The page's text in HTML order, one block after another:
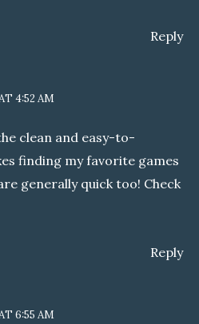
Reply
4:52 AM
clean and easy-to-
finding my favorite games
generally quick too! Check
Reply
6:55 AM